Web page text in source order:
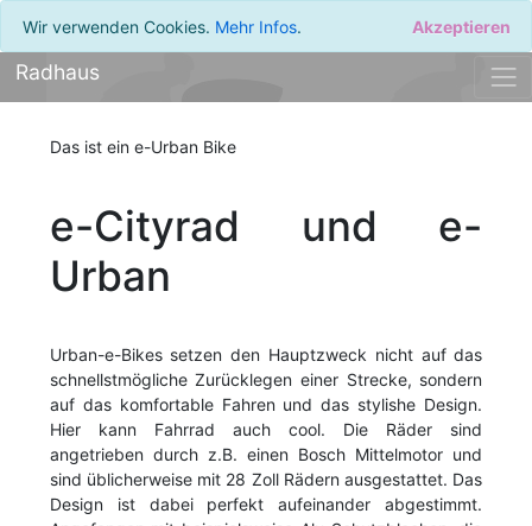
Wir verwenden Cookies. Mehr Infos. Akzeptieren
Radhaus
Das ist ein e-Urban Bike
e-Cityrad und e-
Urban
Urban-e-Bikes setzen den Hauptzweck nicht auf das
schnellstmögliche Zurücklegen einer Strecke, sondern
auf das komfortable Fahren und das stylishe Design.
Hier kann Fahrrad auch cool. Die Räder sind
angetrieben durch z.B. einen Bosch Mittelmotor und
sind üblicherweise mit 28 Zoll Rädern ausgestattet. Das
Design ist dabei perfekt aufeinander abgestimmt.